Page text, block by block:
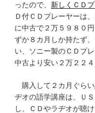
ったので、 新しくＣＤ
Ｄ付ＣＤプレーヤーは
に中古で２万５９８０
ずか８カ月しか持たず
い、ソニー製のＣＤプ
中古より安い２万２２
購入して２カ月ぐら
ヂオの語学講座は、Ｕ
し、ＣＤやラヂオが聴